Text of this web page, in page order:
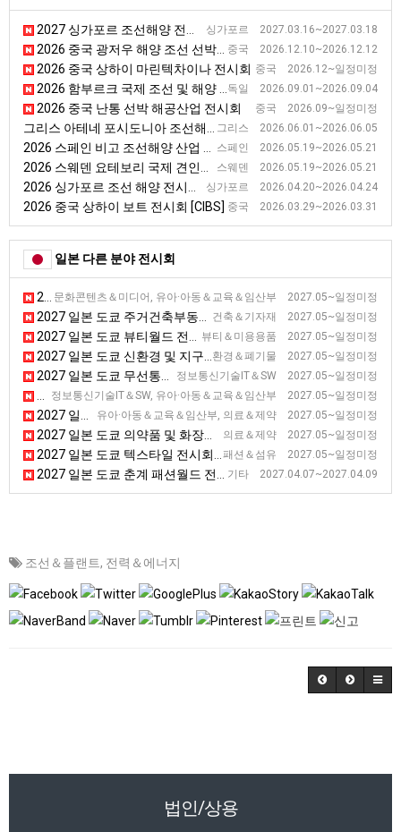
싱가포르 2027.03.16~2027.03.18
2027 싱가포르 조선해양 전시회
중국 2026.12.10~2026.12.12
2026 중국 광저우 해양 조선 선박기술 전시회
중국 2026.12~일정미정
2026 중국 상하이 마린텍차이나 전시회
독일 2026.09.01~2026.09.04
2026 함부르크 국제 조선 및 해양 전시회(SMM)
중국 2026.09~일정미정
2026 중국 난통 선박 해공산업 전시회
그리스 2026.06.01~2026.06.05
그리스 아테네 포시도니아 조선해양 전시회
스페인 2026.05.19~2026.05.21
2026 스페인 비고 조선해양 산업 전시회 [NAVALIA]
스웨덴 2026.05.19~2026.05.21
2026 스웨덴 요테보리 국제 견인선 전시회 [ITS]
싱가포르 2026.04.20~2026.04.24
2026 싱가포르 조선 해양 전시회 [SMW]
중국 2026.03.29~2026.03.31
2026 중국 상하이 보트 전시회 [CIBS]
일본 다른 분야 전시회
문화콘텐츠＆미디어, 유아·아동＆교육＆임산부 2027.05~일정미정
2027 일본 도쿄 게임 마켓 전시회
건축＆기자재 2027.05~일정미정
2027 일본 도쿄 주거건축부동산 전시회 [BREX]
뷰티＆미용용품 2027.05~일정미정
2027 일본 도쿄 뷰티월드 전시회
환경＆폐기물 2027.05~일정미정
2027 일본 도쿄 신환경 및 지구온난화 방지 전시회
정보통신기술IT＆SW 2027.05~일정미정
2027 일본 도쿄 무선통신 전시회 [WIRELESS JAPAN]
정보통신기술IT＆SW, 유아·아동＆교육＆임산부 2027.05~일정미정
유아·아동＆교육＆임산부, 의료＆제약 2027.05~일정미정
2027 일본 도쿄 펨텍 전시회
의료＆제약 2027.05~일정미정
2027 일본 도쿄 의약품 및 화장품 제조 전시회 [Interphex]
패션＆섬유 2027.05~일정미정
2027 일본 도쿄 텍스타일 전시회 [JFW]
기타 2027.04.07~2027.04.09
2027 일본 도쿄 춘계 패션월드 전시회
조선＆플랜트, 전력＆에너지
법인/상용